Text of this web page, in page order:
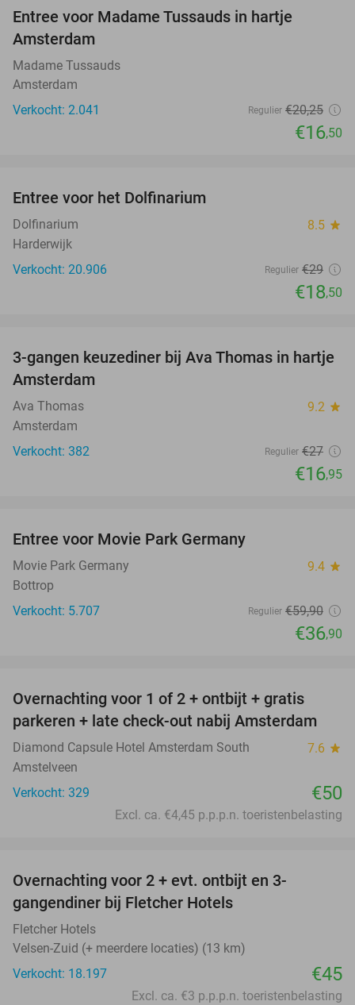
Entree voor Madame Tussauds in hartje
Amsterdam
Madame Tussauds
Amsterdam
Verkocht: 2.041
Regulier €20,25
€16,50
Entree voor het Dolfinarium
Dolfinarium 8.5 star
Harderwijk
Verkocht: 20.906
Regulier €29
€18,50
37%
3-gangen keuzediner bij Ava Thomas in hartje
Amsterdam
Ava Thomas 9.2 star
Amsterdam
Verkocht: 382
Regulier €27
€16,95
Entree voor Movie Park Germany
Movie Park Germany 9.4 star
Bottrop
Verkocht: 5.707
Regulier €59,90
€36,90
Overnachting voor 1 of 2 + ontbijt + gratis
parkeren + late check-out nabij Amsterdam
Diamond Capsule Hotel Amsterdam South 7.6 star
Amstelveen
Verkocht: 329
€50
Excl. ca. €4,45 p.p.p.n. toeristenbelasting
Overnachting voor 2 + evt. ontbijt en 3-
gangendiner bij Fletcher Hotels
Fletcher Hotels
Velsen-Zuid (+ meerdere locaties) (13 km)
Verkocht: 18.197
€45
Excl. ca. €3 p.p.p.n. toeristenbelasting